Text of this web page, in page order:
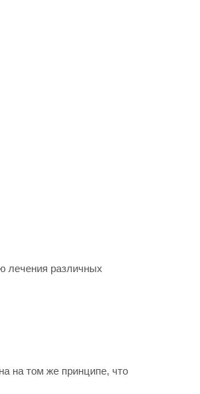
лечения различных
на том же принципе, что